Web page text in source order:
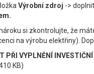
Výrobní zdroj ->
si zkontrolujte, že
na výrobu elektřiny).
PŘI VYPLNĚNÍ
KB)